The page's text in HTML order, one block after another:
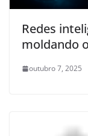
Redes
moldando
outubro 7, 2025